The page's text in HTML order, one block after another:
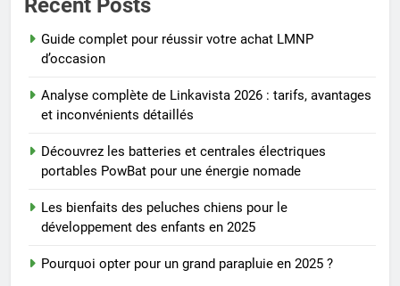
Recent Posts
Guide complet pour réussir votre achat LMNP
d’occasion
Analyse complète de Linkavista 2026 : tarifs, avantages
et inconvénients détaillés
Découvrez les batteries et centrales électriques
portables PowBat pour une énergie nomade
Les bienfaits des peluches chiens pour le
développement des enfants en 2025
Pourquoi opter pour un grand parapluie en 2025 ?